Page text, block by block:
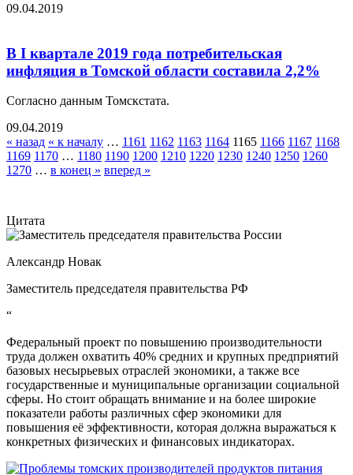
09.04.2019
В I квартале 2019 года потребительская
инфляция в Томской области составила 2,2%
Согласно данным Томскстата.
09.04.2019
« назад « к началу … 1161 1162 1163 1164 1165 1166 1167 1168
1169 1170 … 1180 1190 1200 1210 1220 1230 1240 1250 1260
1270 … в конец » вперед »
Цитата
Александр Новак
Заместитель председателя правительства РФ
“
Федеральный проект по повышению производительности
труда должен охватить 40% средних и крупных предприятий
базовых несырьевых отраслей экономики, а также все
государственные и муниципальные организации социальной
сферы. Но стоит обращать внимание и на более широкие
показатели работы различных сфер экономики для
повышения её эффективности, которая должна выражаться к
конкретных физических и финансовых индикаторах.